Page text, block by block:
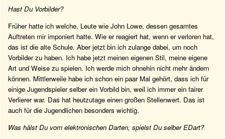
Hast Du Vorbilder?
Früher hatte ich welche, Leute wie John Lowe, dessen gesamtes
Auftreten mir imponiert hatte. Wie er reagiert hat, wenn er verloren hat,
das ist die alte Schule. Aber jetzt bin ich zulange dabei, um noch
Vorbilder zu haben. Ich habe jetzt meinen eigenen Stil, meine eigene
Art und Weise zu spielen. Ich werde mich ohnehin nicht mehr ändern
können. Mittlerweile habe ich schon ein paar Mal gehört, dass ich für
einige Jugendspieler selber ein Vorbild bin, weil ich immer ein fairer
Verlierer war. Das hat heutzutage einen großen Stellenwert. Das ist
auch für die Jugendlichen besonders wichtig.
Was hälst Du vom elektronischen Darten, spielst Du selber EDart?